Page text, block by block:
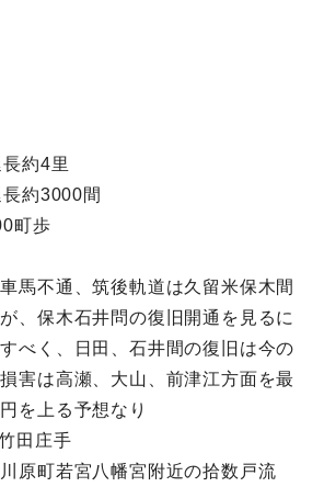
約4里
約3000間
町歩
馬不通、筑後軌道は久留米保木間
、保木石井問の復旧開通を見るに
べく、日田、石井間の復旧は今の
害は高瀬、大山、前津江方面を最
を上る予想なり
田庄手
原町若宮八幡宮附近の拾数戸流